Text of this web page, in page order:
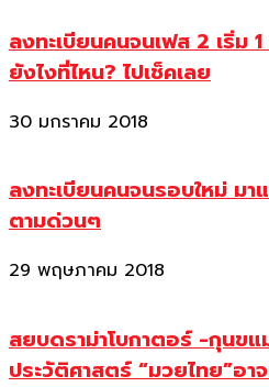
ลงทะเบียนคนจนเฟส 2 เริ่ม
ยังไงที่ไหน? ไปเช็คเลย
30 มกราคม 2018
ลงทะเบียนคนจนรอบใหม่ มา
ตามด่วนๆ
29 พฤษภาคม 2018
สยบดราม่าโบกาตอร์ -กุนข
ประวัติศาสตร์ “มวยไทย”อ